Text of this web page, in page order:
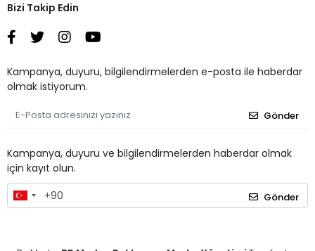
Bizi Takip Edin
Kampanya, duyuru, bilgilendirmelerden e-posta ile haberdar
olmak istiyorum.
Gönder
Kampanya, duyuru ve bilgilendirmelerden haberdar olmak
için kayıt olun.
Gönder